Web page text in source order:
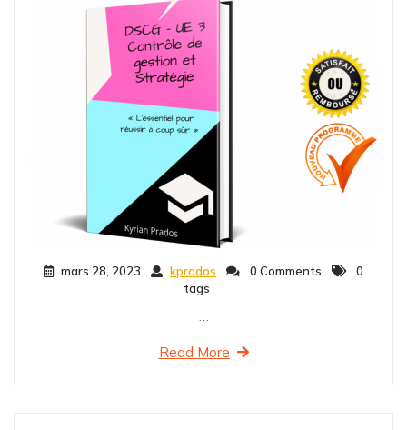
mars 28, 2023 kprados 0 Comments
0
tags
…
Read More